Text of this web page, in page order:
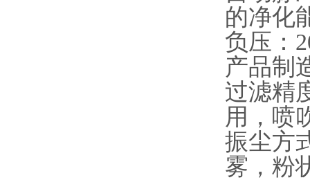
的净化
负压：
产品制
过滤精
用，喷
振尘方
雾，粉